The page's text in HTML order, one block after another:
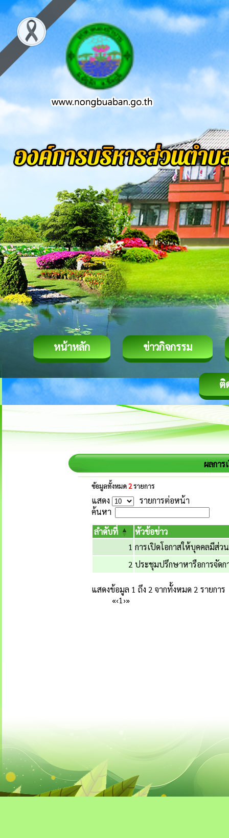
หน้าหลัก ข่าวกิจกรรม
ติ
ผลกา
ข้อมูลทั้งหมด 2รายการ
แสดง
รายการต่อหน้า
ค้นหา
ลำดับที่
หัวข้อข่าว
1 การเปิดโอกาสให้บุคคลมีส่ว
2 ประชุมปรึกษาหารือการจัด
แสดงข้อมูล 1 ถึง 2 จากทั้งหมด 2 รายการ
«‹1›»